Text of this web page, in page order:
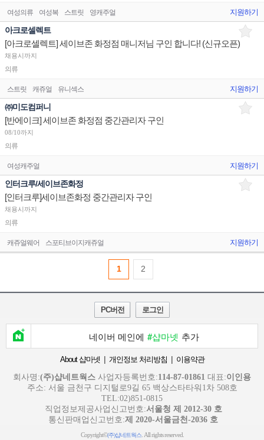
여성의류 여성복 스트릿 영캐주얼 지원하기
아크로셀렉트
[아크로셀렉트] 세이브존 화정점 매니저님 구인 합니다! (신규오픈)
채용시까지
의류
스트릿 캐쥬얼 유니섹스 지원하기
㈜미도컴퍼니
[반에이크] 세이브존 화정점 중간관리자 구인
08/10까지
의류
여성캐주얼 지원하기
인터크루/세이브존화정
[인터크루]세이브존화정 중간관리자 구인
채용시까지
의류
캐쥬얼웨어 스포티브이지캐쥬얼 지원하기
1 2
PC버전 로그인
네이버 메인에 #샵마넷 추가
About 샵마넷 | 개인정보 처리방침 | 이용약관
회사명:(주)샵네트웍스 사업자등록번호:114-87-01861 대표:이인용
주소: 서울 금천구 디지털로9길 65 백상스타타워1차 508호
TEL:02)851-0815
직업정보제공사업신고번호:서울청 제 2012-30 호
통신판매업신고번호:제 2020-서울금천-2036 호
Copyright©(주)샵네트웍스. All rights reserved.